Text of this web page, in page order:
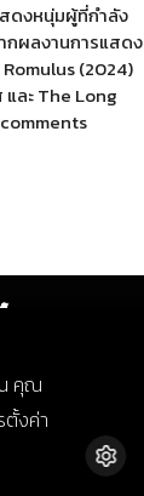
ดงหนุ่มผู้ที่กำลัง
กผลงานการแสดง
(2024)
และ The Long
น คุณ
ตั้งค่า